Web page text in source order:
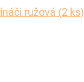
ružová (2 ks)